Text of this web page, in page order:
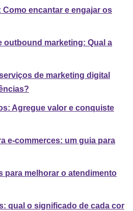
Como encantar e engajar os
outbound marketing: Qual a
de marketing digital
Agregue valor e conquiste
e-commerces: um guia para
para melhorar o atendimento
qual o significado de cada cor